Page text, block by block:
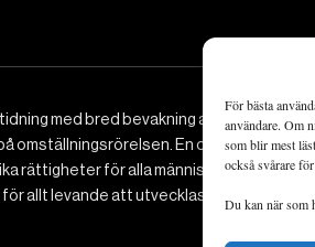
För bästa
användare. Om
som blir mest
också svårare
Du kan när som
med bred bevakning av det
omställningsrörelsen. En omställning till
rättigheter för alla människor, minskade
allt levande att utvecklas och frodas.